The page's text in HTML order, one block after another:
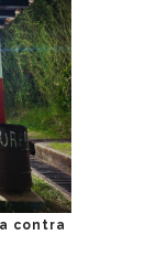
contra